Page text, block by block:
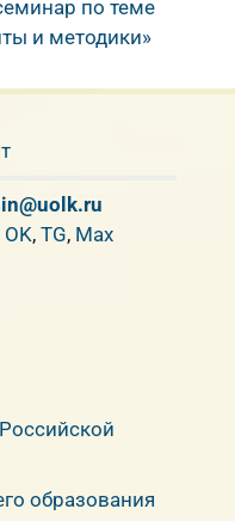
по теме
и методики»
OK, TG, Max
образования